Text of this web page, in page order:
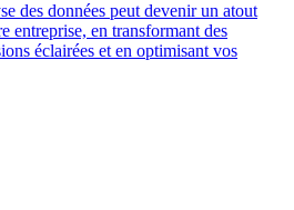
des données peut devenir un atout
entreprise, en transformant des
éclairées et en optimisant vos